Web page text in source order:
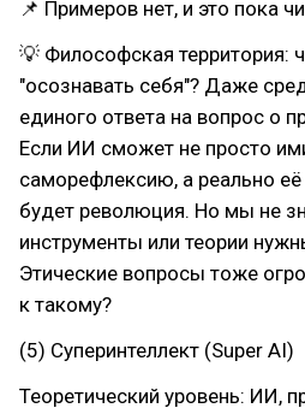
📌 Примеров нет, и это пока
💡 Философская территория:
"осознавать себя"? Даже
единого ответа на вопрос о
Если ИИ сможет не просто
саморефлексию, а реально
будет революция. Но мы не
инструменты или теории
Этические вопросы тоже
к такому?
(5) Суперинтеллект (Super AI)
Теоретический уровень: ИИ,